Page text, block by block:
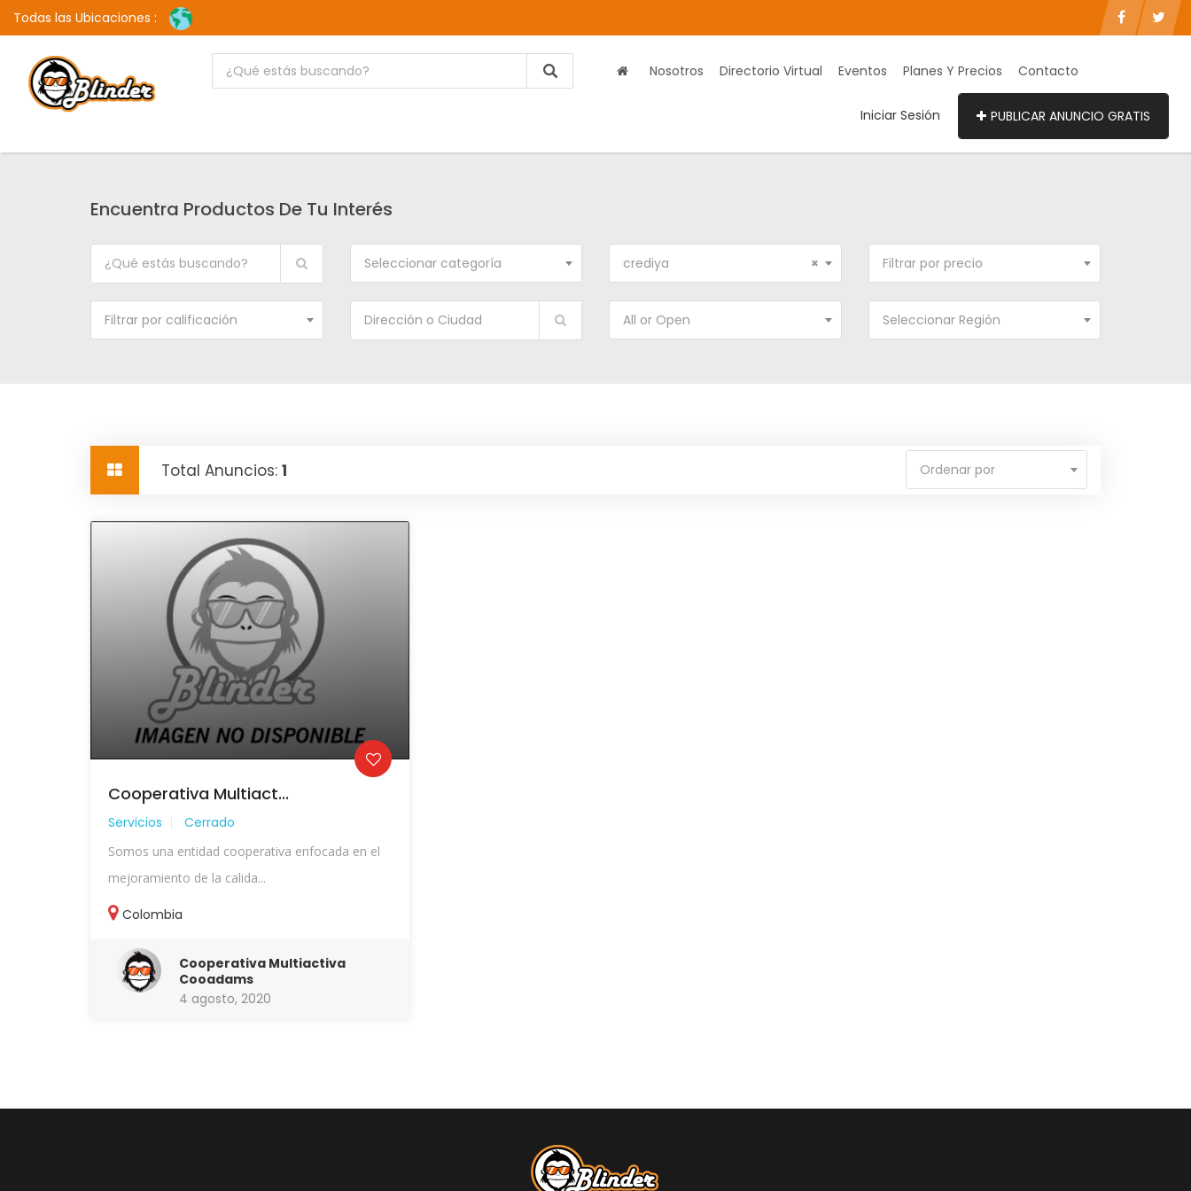
Todas las Ubicaciones :
Nosotros Directorio Virtual Eventos Planes Y Precios Contacto
Iniciar Sesión PUBLICAR ANUNCIO GRATIS
Encuentra Productos De Tu Interés
Seleccionar categoría ×
crediya Filtrar por precio
Filtrar por calificación All or Open Seleccionar Región
Total Anuncios: 1 Ordenar por
Cooperativa Multiact...
Servicios Cerrado
Somos una entidad cooperativa enfocada en el
mejoramiento de la calida...
Colombia
Cooperativa Multiactiva
Cooadams
4 agosto, 2020